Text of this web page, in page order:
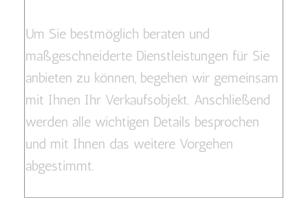
Um Sie bestmöglich beraten und
maßgeschneiderte Dienstleistungen für Sie
anbieten zu können, begehen wir gemeinsam
mit Ihnen Ihr Verkaufsobjekt. Anschließend
werden alle wichtigen Details besprochen
und mit Ihnen das weitere Vorgehen
abgestimmt.